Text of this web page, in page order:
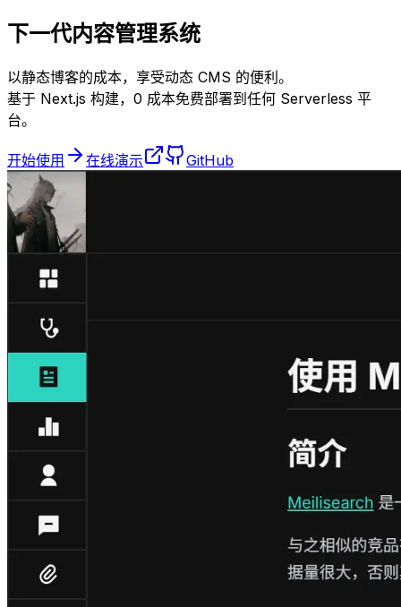
下一代内容管理系统
以静态博客的成本，享受动态 CMS 的便利。
基于 Next.js 构建，0 成本免费部署到任何 Serverless 平
台。
开始使用 在线演示 GitHub